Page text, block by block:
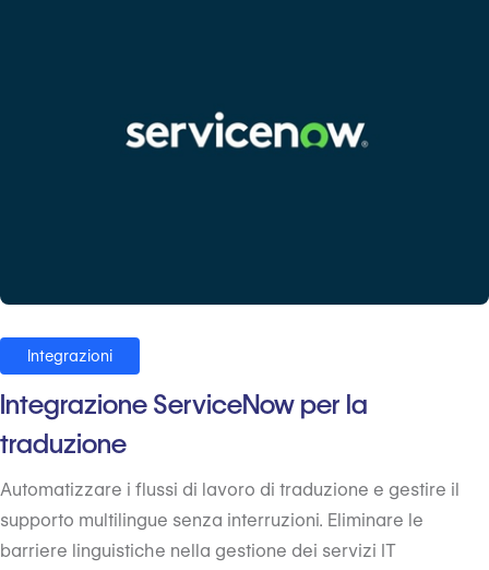
Integrazioni
Integrazione ServiceNow per la
traduzione
Automatizzare i flussi di lavoro di traduzione e gestire il
supporto multilingue senza interruzioni. Eliminare le
barriere linguistiche nella gestione dei servizi IT